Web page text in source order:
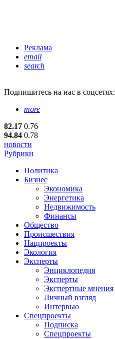
Реклама
email
search
Подпишитесь на нас в соцсетях:
more
82.17 0.76
94.84 0.78
новости
Рубрики
Политика
Бизнес
Экономика
Энергетика
Недвижимость
Финансы
Общество
Происшествия
Нацпроекты
Экология
Эксперты
Энциклопедия
Эксперты
Экспертные мнения
Личный взгляд
Интервью
Спецпроекты
Подписка
Спецпроекты